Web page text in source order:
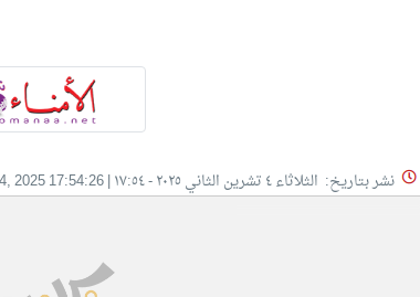
نشر بتاريخ: الثلاثاء ٤ تشرين الثاني ٢٠٢٥ - ١٧:٥٤ |
2025 17:54:26